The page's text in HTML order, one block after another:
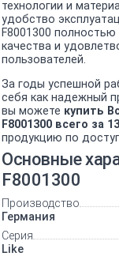
технологии и
удобство
F8001300
качества и
пользователей.
За годы успешной
себя как надежный
вы можете купить
F8001300 всего за
продукцию по
Основные
F8001300
Производство
Германия
Серия
Like